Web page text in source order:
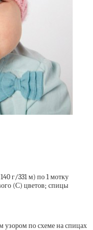
г/331 м) по 1 мотку
(С) цветов; спицы
узором по схеме на спицах